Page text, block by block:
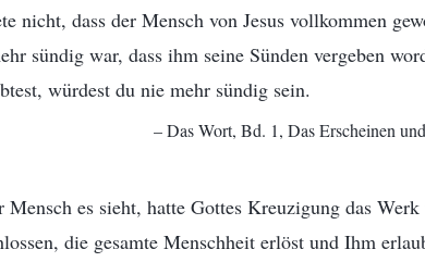
nicht, dass der Mensch von Jesus vollkommen
sündig war, dass ihm seine Sünden vergeben
würdest du nie mehr sündig sein.
– Das Wort, Bd. 1, Das Erscheinen
Mensch es sieht, hatte Gottes Kreuzigung das
die gesamte Menschheit erlöst und Ihm